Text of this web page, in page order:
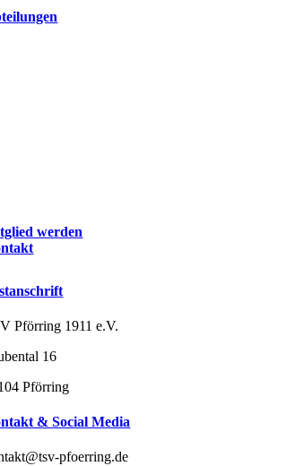
werden
Pförring 1911 e.V.
16
Pförring
& Social Media
pfoerring.de